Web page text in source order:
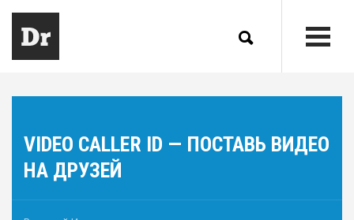
VIDEO CALLER ID — ПОСТАВЬ ВИДЕО
НА ДРУЗЕЙ